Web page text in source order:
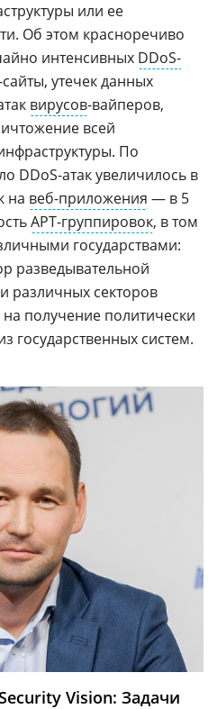
или ее
Об этом красноречиво
интенсивных DDoS-
утечек данных
вирусов-вайперов,
всей
По
DDoS-атак увеличилось в
на веб-приложения — в 5
APT-группировок, в том
государствами:
разведывательной
различных секторов
получение политически
государственных систем.
Vision: Задачи